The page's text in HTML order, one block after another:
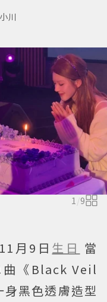
川
1 /9
月9日 生日 當
曲《Black Veil
黑色透膚造型